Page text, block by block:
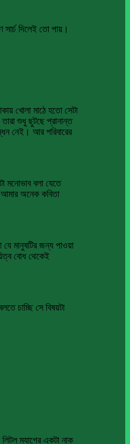
দিলেই তো পায়।
খোলা মাঠে হতো সেটা
শুধু ছুটছে প্রানান্ত
নেই। আর পরিবারের
মনোভাব বলা যেতে
আমার অনেক কবিতা
মানুষটির জন্য পাওয়া
বোধ থেকেই
চাচ্ছি সে বিষয়টা
ম্যাগের একটা নাক